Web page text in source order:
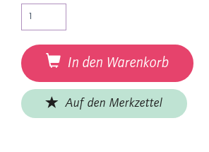
In den Warenkorb
Auf den Merkzettel